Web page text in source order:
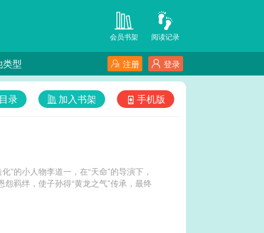
阅读记录
会员书架
类型 登录
注册
手机版
加入书架
录
”的小人物李道一，在“天命”的导演下，
羁绊，使子孙得“黄龙之气”传承，最终